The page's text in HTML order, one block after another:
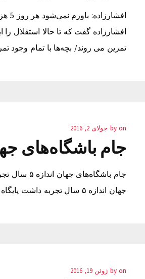
تمرین می روند/ بچه‌ها با تمام وجود
by on جولای 2, 2016
جام باشگاه‌های جهان اندازه
جهان اندازه ۵ سال تجربه داشت پایگاه خبری مبارز
by on ژوئن 19, 2016